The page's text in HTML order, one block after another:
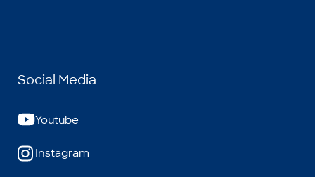
Social Media
Youtube
Instagram